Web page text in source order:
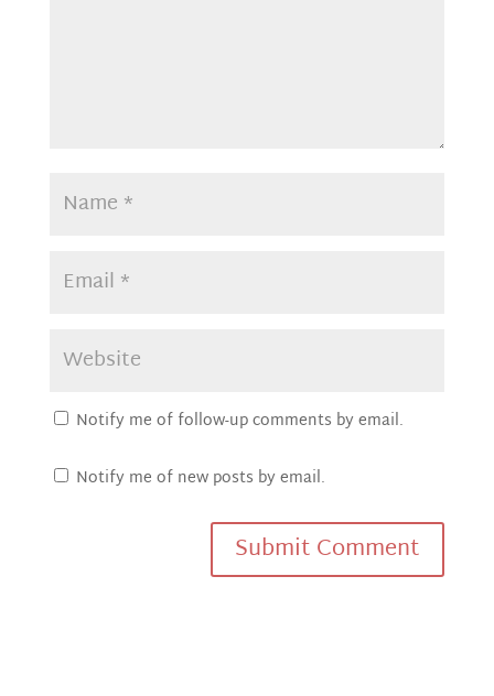
Notify me of follow-up comments by email.
Notify me of new posts by email.